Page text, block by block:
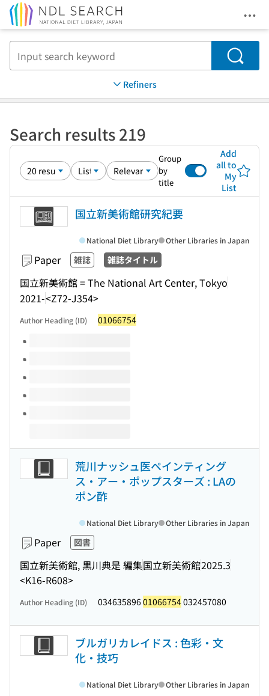
Search
Refiners
Search results 219
Group
by
title
Add
all to
My
List
国立新美術館研究紀要
Paper 雑誌 雑誌タイトル
国立新美術館 = The National Art Center, Tokyo
2021-<Z72-J354>
National Diet Library Other Libraries in Japan
Author Heading (ID) 01066754
Volumes of this title
荒川ナッシュ医ペインティング
ス・アー・ポップスターズ : LAの
ポン酢
Paper 図書
国立新美術館, 黒川典是 編集国立新美術館2025.3
<K16-R608>
National Diet Library Other Libraries in Japan
Author Heading (ID) 03463589601066754032457080
ブルガリカレイドス : 色彩・文
化・技巧
National Diet Library Other Libraries in Japan